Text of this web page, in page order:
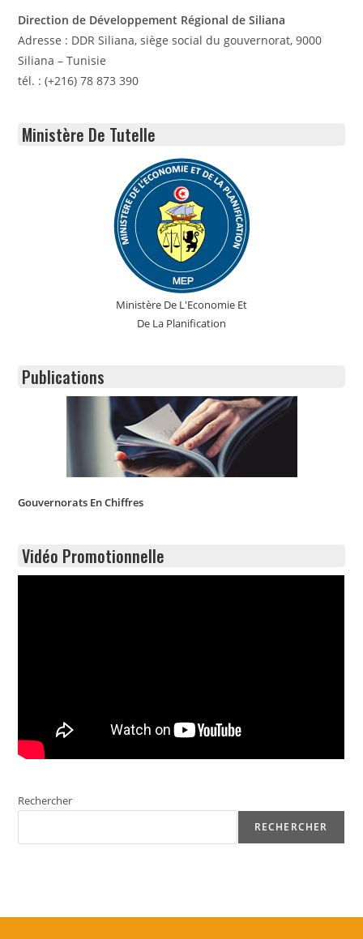
Direction de Développement Régional de Siliana
Adresse : DDR Siliana, siège social du gouvernorat, 9000
Siliana – Tunisie
tél. : (+216) 78 873 390
Ministère De Tutelle
Ministère De L'Economie Et
De La Planification
Publications
Gouvernorats En Chiffres
Vidéo Promotionnelle
Rechercher
RECHERCHER